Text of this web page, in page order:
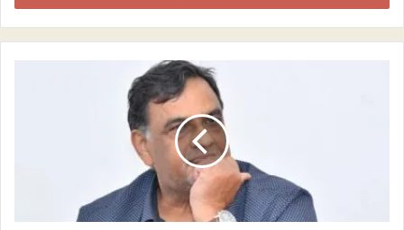
நெகிழிப் பிரச்சனைக்கு நிச்சயமாக இந்த நுண்ணுயிரிகள் ஒரு தீர்வாகாது.
இதுவரை மொத்தமாக 810 கோடி மெட்ரிக் டன் நெகிழிப் பொருட்களை உற்பத்தி
செய்திருக்கிறோம். அதில் 79% குப்பையாகத்தான் இருக்கிறது. இவ்வளவு பெரிய
பிரச்சனையை நுண்ணுயிரிகளால் சரி செய்யமுடியாது. ஏன் என்று விரிவாகப்